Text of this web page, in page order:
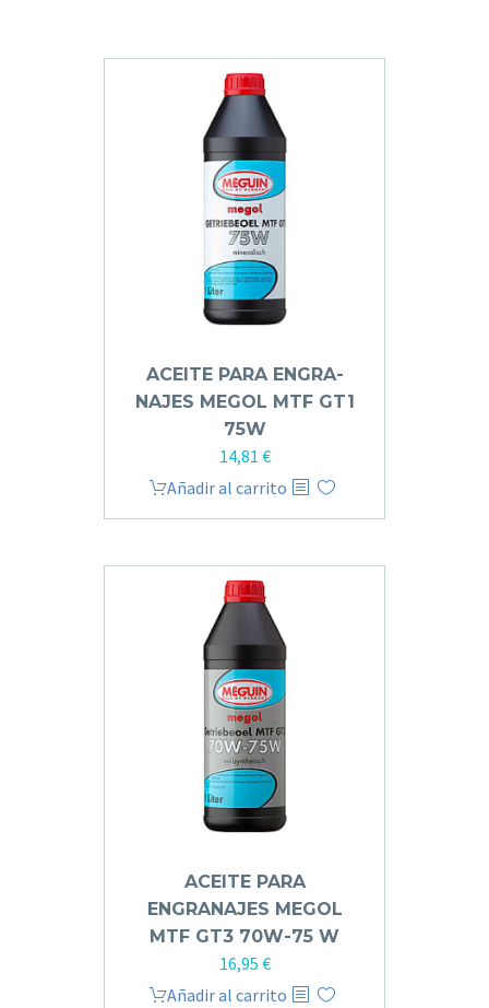
ACEITE PARA ENGRA­
NAJES MEGOL MTF GT1
75W
14,81 €
Añadir al carrito
ACEITE PARA
ENGRANAJES MEGOL
MTF GT3 70W-75 W
16,95 €
Añadir al carrito